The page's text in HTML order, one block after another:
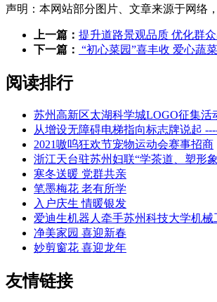
声明：本网站部分图片、文章来源于网络
上一篇： 提升道路景观品质 优化群
下一篇： “初心菜园”喜丰收 爱心蔬
阅读排行
苏州高新区太湖科学城LOGO征集活
从增设无障碍电梯指向标志牌说起
2021嗷呜狂欢节宠物运动会赛事招商
浙江天台驻苏州妇联“学茶道、塑形
寒冬送暖 党群共亲
笔墨梅花 老有所学
入户庆生 情暖银发
爱迪生机器人牵手苏州科技大学机械
净美家园 喜迎新春
妙剪窗花 喜迎龙年
友情链接